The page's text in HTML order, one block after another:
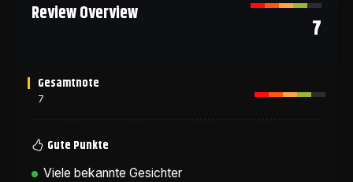
Review Overview 7
Gesamtnote
7
Gute Punkte
Viele bekannte Gesichter